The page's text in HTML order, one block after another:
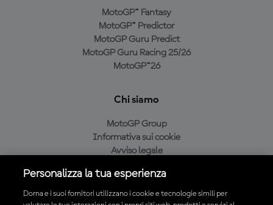
MotoGP™ Fantasy
MotoGP™ Predictor
MotoGP Guru Predict
MotoGP Guru Racing 25/26
MotoGP™26
Chi siamo
MotoGP Group
Informativa sui cookie
Avviso legale
Condizioni di acquisto
Personalizza la tua esperienza
Dorna e i suoi fornitori utilizzano i cookie e tecnologie simili per